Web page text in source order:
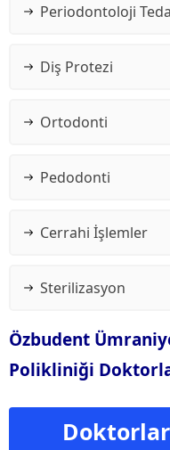
Periodontoloji
Diş Protezi
Ortodonti
Pedodonti
Cerrahi İşlemler
Sterilizasyon
Özbudent
Polikliniği